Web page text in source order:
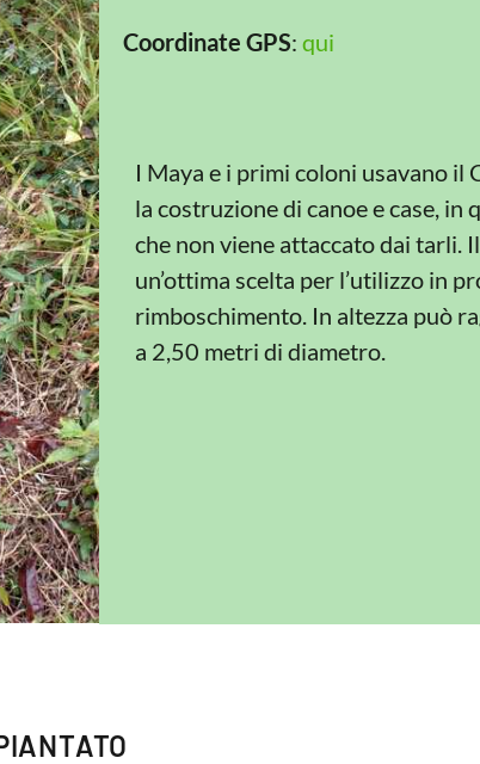
Coordinate GPS: qui
I Maya e i primi coloni usavano il
la costruzione di canoe e case,
che non viene attaccato dai tarli.
un’ottima scelta per l’utilizzo in
rimboschimento. In altezza può
a 2,50 metri di diametro.